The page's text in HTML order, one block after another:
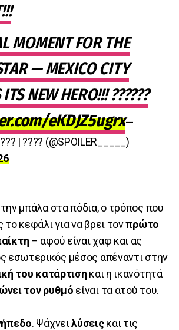
MOMENT FOR THE
— MEXICO CITY
NEW HERO!!! ??????
eKDJZ5ugrx—
| ???? (@SPOILER_____)
μπάλα στα πόδια, ο τρόπος που
το κεφάλι για να βρει τονπρώτο
– αφού είναι χαφ και ας
εσωτερικός μέσος απέναντι στην
του κατάρτιση και η ικανότητά
τον ρυθμό είναι τα ατού του.
. Ψάχνειλύσειςκαι τις